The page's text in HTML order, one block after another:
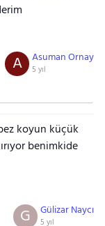
Asuman Ornay
5 yıl
A
koyun küçük
benimkide
Gülizar Naycı
5 yıl
G